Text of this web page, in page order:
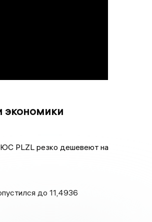
экономики
PLZL резко дешевеют на
до 11,4936